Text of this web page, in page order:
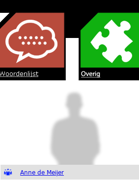
Anne de Meijer